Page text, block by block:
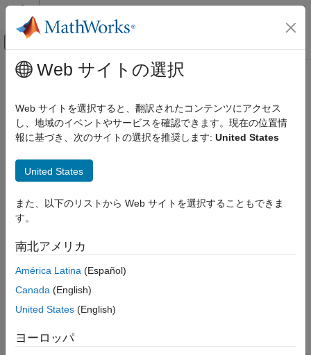
コンテンツへスキップ
オフキャンバス ナビゲーション メ
ドキュメンテーションのホーム
RF Toolbox
Data Import and Network Parameters
Syntax
Description
Input Arguments
Output Arguments
Version History
See Also
メインコンテンツ
s2z
Convert S-parameters to Z-parameters
Syntax
Description
parameters to the impedance parameters.
example
Examples
collapse all
Web サイトの選択
Web サイトを選択すると、翻訳されたコンテンツにアクセス
し、地域のイベントやサービスを確認できます。現在の位置情
報に基づき、次のサイトの選択を推奨します: United States
United States
また、以下のリストから Web サイトを選択することもできま
す。
南北アメリカ
América Latina (Español)
Canada (English)
United States (English)
ヨーロッパ